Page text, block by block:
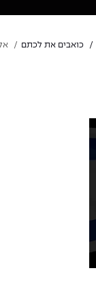
כואבים את לכתם